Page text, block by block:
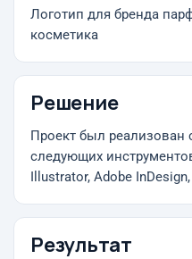
Логотип для бренда
косметика
Решение
Проект был реализован
следующих
Illustrator, Adobe
Результат